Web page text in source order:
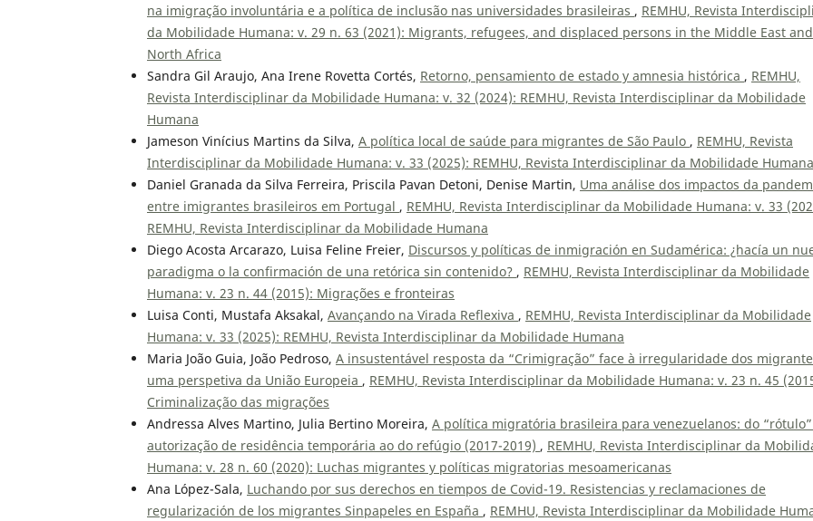
na imigração involuntária e a política de inclusão nas universidades brasileiras , REMHU, Revista
da Mobilidade Humana: v. 29 n. 63 (2021): Migrants, refugees, and displaced persons in the Middle East and
North Africa
Sandra Gil Araujo, Ana Irene Rovetta Cortés, Retorno, pensamiento de estado y amnesia histórica , REMHU,
Revista Interdisciplinar da Mobilidade Humana: v. 32 (2024): REMHU, Revista Interdisciplinar da Mobilidade
Humana
Jameson Vinícius Martins da Silva, A política local de saúde para migrantes de São Paulo , REMHU, Revista
Interdisciplinar da Mobilidade Humana: v. 33 (2025): REMHU, Revista Interdisciplinar da Mobilidade Humana
Daniel Granada da Silva Ferreira, Priscila Pavan Detoni, Denise Martin, Uma análise dos impactos da
entre imigrantes brasileiros em Portugal , REMHU, Revista Interdisciplinar da Mobilidade Humana: v. 33
REMHU, Revista Interdisciplinar da Mobilidade Humana
Diego Acosta Arcarazo, Luisa Feline Freier, Discursos y políticas de inmigración en Sudamérica: ¿hacía un
paradigma o la confirmación de una retórica sin contenido? , REMHU, Revista Interdisciplinar da Mobilidade
Humana: v. 23 n. 44 (2015): Migrações e fronteiras
Luisa Conti, Mustafa Aksakal, Avançando na Virada Reflexiva , REMHU, Revista Interdisciplinar da Mobilidade
Humana: v. 33 (2025): REMHU, Revista Interdisciplinar da Mobilidade Humana
Maria João Guia, João Pedroso, A insustentável resposta da “Crimigração” face à irregularidade dos
uma perspetiva da União Europeia , REMHU, Revista Interdisciplinar da Mobilidade Humana: v. 23 n. 45
Criminalização das migrações
Andressa Alves Martino, Julia Bertino Moreira, A política migratória brasileira para venezuelanos: do
autorização de residência temporária ao do refúgio (2017-2019) , REMHU, Revista Interdisciplinar da
Humana: v. 28 n. 60 (2020): Luchas migrantes y políticas migratorias mesoamericanas
Ana López-Sala, Luchando por sus derechos en tiempos de Covid-19. Resistencias y reclamaciones de
regularización de los migrantes Sinpapeles en España , REMHU, Revista Interdisciplinar da Mobilidade